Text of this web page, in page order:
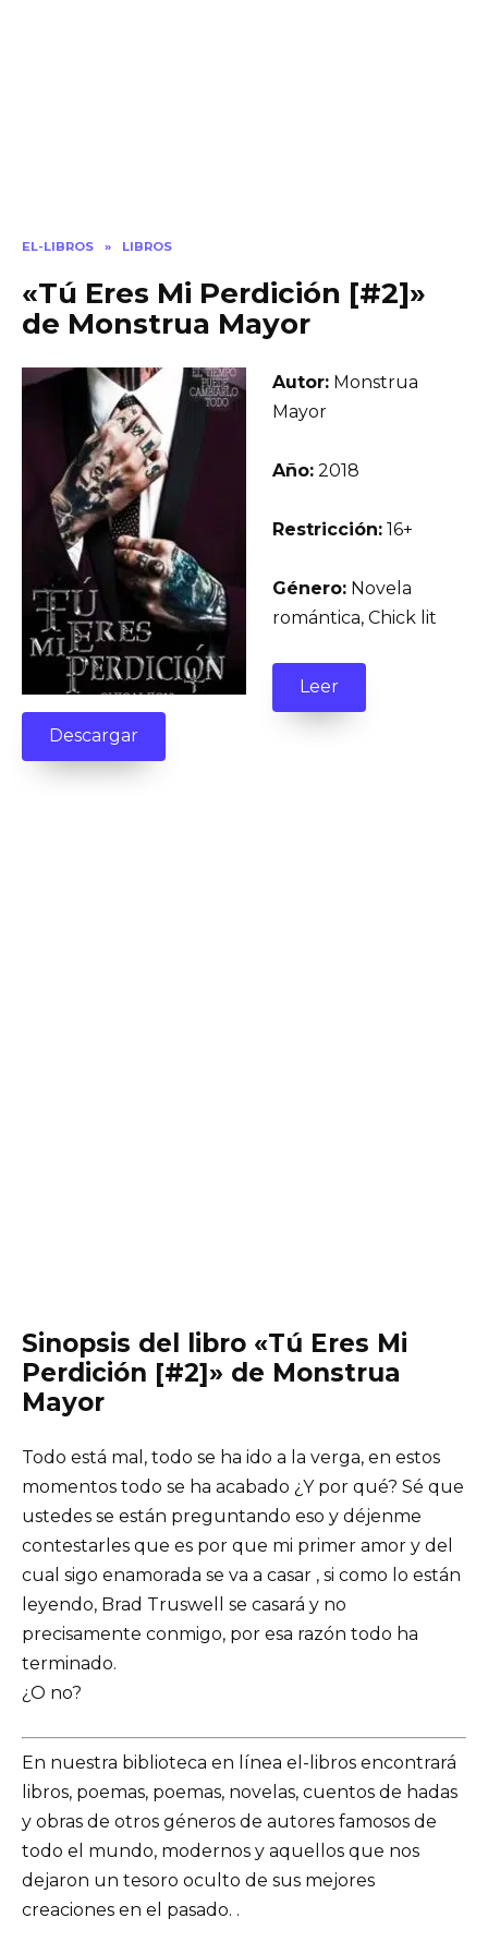
EL-LIBROS » LIBROS
«Tú Eres Mi Perdición [#2]»
de Monstrua Mayor
Autor: Monstrua
Mayor
Año: 2018
Restricción: 16+
Género: Novela
romántica, Chick lit
Leer
Descargar
Sinopsis del libro «Tú Eres Mi
Perdición [#2]» de Monstrua
Mayor
Todo está mal, todo se ha ido a la verga, en estos
momentos todo se ha acabado ¿Y por qué? Sé que
ustedes se están preguntando eso y déjenme
contestarles que es por que mi primer amor y del
cual sigo enamorada se va a casar , si como lo están
leyendo, Brad Truswell se casará y no
precisamente conmigo, por esa razón todo ha
terminado.
¿O no?
En nuestra biblioteca en línea el-libros encontrará
libros, poemas, poemas, novelas, cuentos de hadas
y obras de otros géneros de autores famosos de
todo el mundo, modernos y aquellos que nos
dejaron un tesoro oculto de sus mejores
creaciones en el pasado. .